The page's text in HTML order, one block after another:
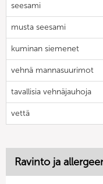
seesami
musta seesami
kuminan siemenet
vehnä mannasuurimot
tavallisia vehnäjauhoja
vettä
Ravinto ja